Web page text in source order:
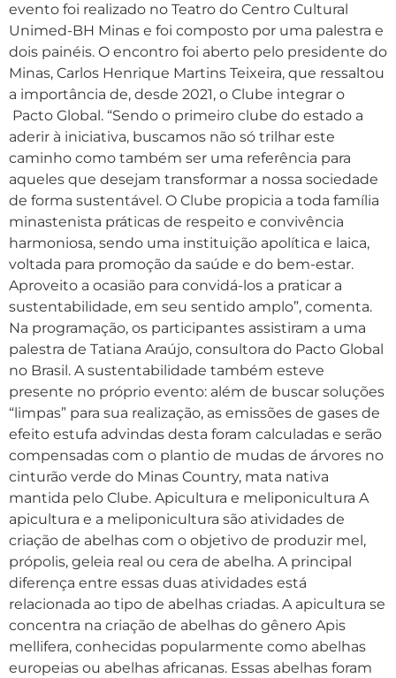
evento foi realizado no Teatro do Centro Cultural
Unimed-BH Minas e foi composto por uma palestra e
dois painéis. O encontro foi aberto pelo presidente do
Minas, Carlos Henrique Martins Teixeira, que ressaltou
a importância de, desde 2021, o Clube integrar o
Pacto Global. “Sendo o primeiro clube do estado a
aderir à iniciativa, buscamos não só trilhar este
caminho como também ser uma referência para
aqueles que desejam transformar a nossa sociedade
de forma sustentável. O Clube propicia a toda família
minastenista práticas de respeito e convivência
harmoniosa, sendo uma instituição apolítica e laica,
voltada para promoção da saúde e do bem-estar.
Aproveito a ocasião para convidá-los a praticar a
sustentabilidade, em seu sentido amplo”, comenta.
Na programação, os participantes assistiram a uma
palestra de Tatiana Araújo, consultora do Pacto Global
no Brasil. A sustentabilidade também esteve
presente no próprio evento: além de buscar soluções
“limpas” para sua realização, as emissões de gases de
efeito estufa advindas desta foram calculadas e serão
compensadas com o plantio de mudas de árvores no
cinturão verde do Minas Country, mata nativa
mantida pelo Clube. Apicultura e meliponicultura A
apicultura e a meliponicultura são atividades de
criação de abelhas com o objetivo de produzir mel,
própolis, geleia real ou cera de abelha. A principal
diferença entre essas duas atividades está
relacionada ao tipo de abelhas criadas. A apicultura se
concentra na criação de abelhas do gênero Apis
mellifera, conhecidas popularmente como abelhas
europeias ou abelhas africanas. Essas abelhas foram